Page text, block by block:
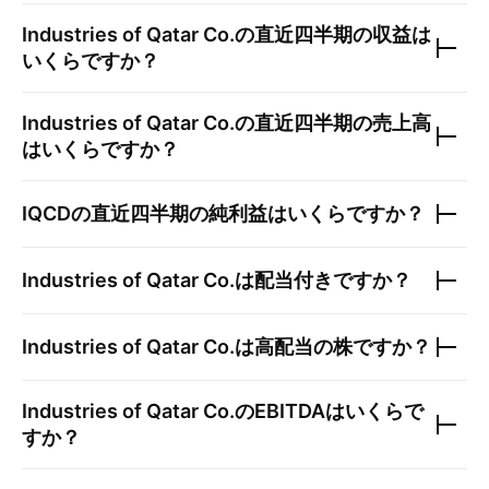
Industries of Qatar Co.の直近四半期の収益は
いくらですか？
Industries of Qatar Co.の直近四半期の売上高
はいくらですか？
IQCDの直近四半期の純利益はいくらですか？
Industries of Qatar Co.は配当付きですか？
Industries of Qatar Co.は高配当の株ですか？
Industries of Qatar Co.のEBITDAはいくらで
すか？